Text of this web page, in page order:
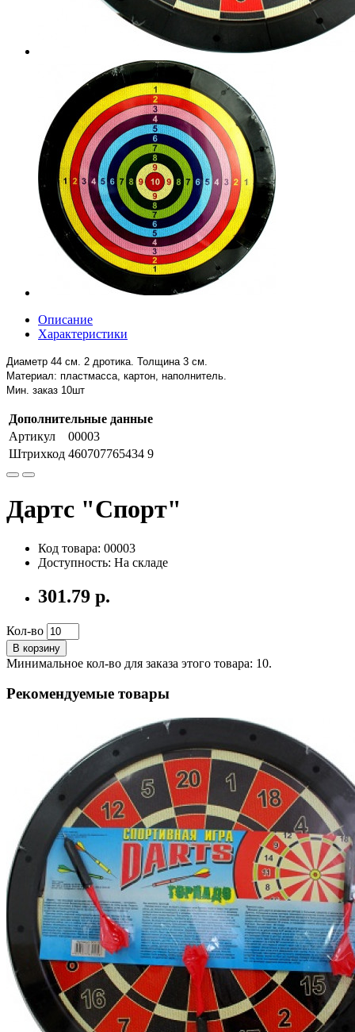
Описание
Характеристики
Диаметр 44 см. 2 дротика. Толщина 3 см.
Материал: пластмасса, картон, наполнитель.
Мин. заказ 10шт
Дополнительные данные
Артикул
00003
Штрихкод 460707765434 9
Дартс "Спорт"
Код товара: 00003
Доступность: На складе
301.79 р.
Кол-во
В корзину
Минимальное кол-во для заказа этого товара: 10.
Рекомендуемые товары